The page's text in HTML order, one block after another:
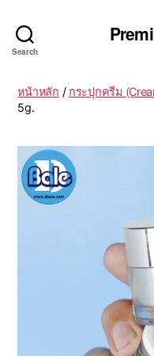
Search
หน้าหลัก / กระปุกครีม
5g.